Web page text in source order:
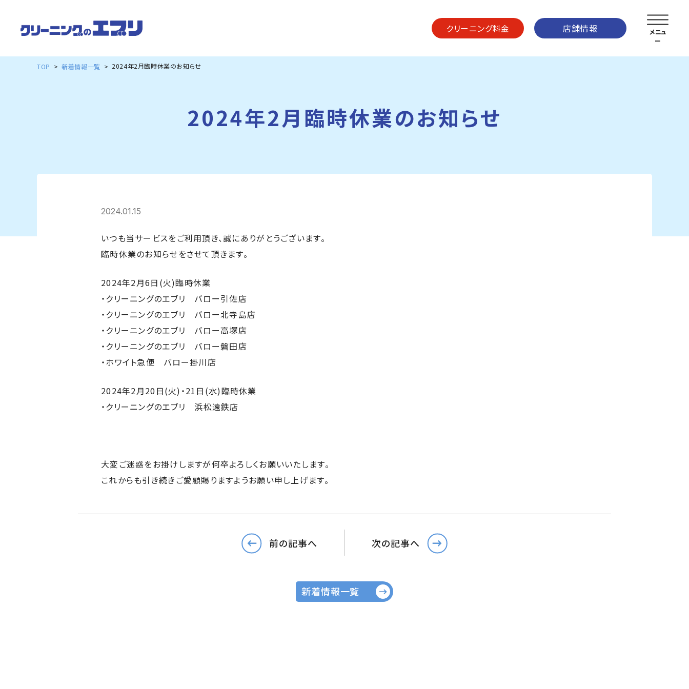
クリーニング料金 店舗情報
TOP 新着情報一覧 2024年2月臨時休業のお知らせ
2024年2月臨時休業のお知らせ
2024.01.15
いつも当サービスをご利用頂き、誠にありがとうございます。
臨時休業のお知らせをさせて頂きます。
2024年2月6日(火)臨時休業
・クリーニングのエブリ バロー引佐店
・クリーニングのエブリ バロー北寺島店
・クリーニングのエブリ バロー高塚店
・クリーニングのエブリ バロー磐田店
・ホワイト急便 バロー掛川店
2024年2月20日(火)・21日(水)臨時休業
・クリーニングのエブリ 浜松遠鉄店
大変ご迷惑をお掛けしますが何卒よろしくお願いいたします。
これからも引き続きご愛顧賜りますようお願い申し上げます。
前の記事へ 次の記事へ
新着情報一覧